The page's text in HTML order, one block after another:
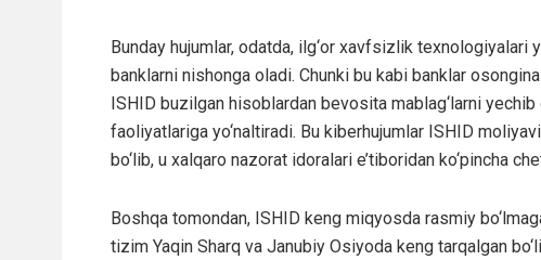
Bunday hujumlar, odatda, ilg‘or xavfsizlik texnologiyalari
banklarni nishonga oladi. Chunki bu kabi banklar
ISHID buzilgan hisoblardan bevosita mablag‘larni
faoliyatlariga yo‘naltiradi. Bu kiberhujumlar ISHID
bo‘lib, u xalqaro nazorat idoralari e’tiboridan ko‘pincha
Boshqa tomondan, ISHID keng miqyosda rasmiy
tizim Yaqin Sharq va Janubiy Osiyoda keng tarqalgan